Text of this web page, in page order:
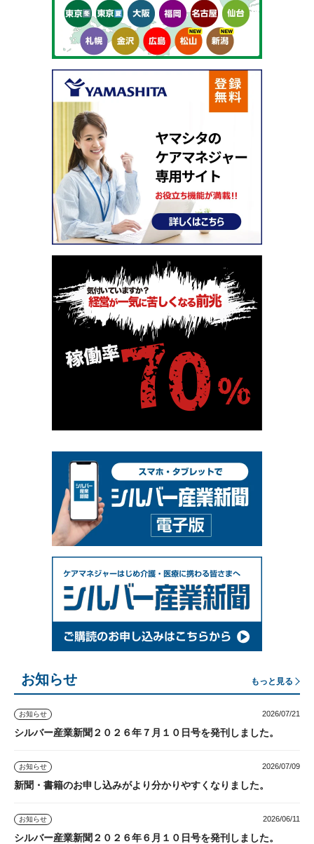
お知らせ もっと見る
お知らせ 2026/07/21
シルバー産業新聞２０２６年７月１０日号を発刊しました。
お知らせ 2026/07/09
新聞・書籍のお申し込みがより分かりやすくなりました。
お知らせ 2026/06/11
シルバー産業新聞２０２６年６月１０日号を発刊しました。